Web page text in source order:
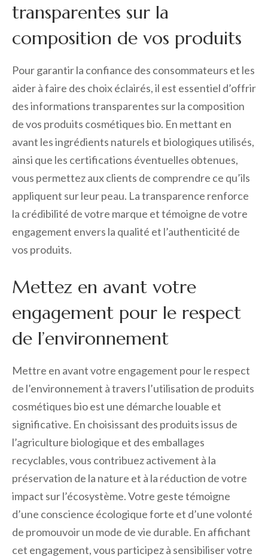
transparentes sur la
composition de vos produits
Pour garantir la confiance des consommateurs et les
aider à faire des choix éclairés, il est essentiel d’offrir
des informations transparentes sur la composition
de vos produits cosmétiques bio. En mettant en
avant les ingrédients naturels et biologiques utilisés,
ainsi que les certifications éventuelles obtenues,
vous permettez aux clients de comprendre ce qu’ils
appliquent sur leur peau. La transparence renforce
la crédibilité de votre marque et témoigne de votre
engagement envers la qualité et l’authenticité de
vos produits.
Mettez en avant votre
engagement pour le respect
de l’environnement
Mettre en avant votre engagement pour le respect
de l’environnement à travers l’utilisation de produits
cosmétiques bio est une démarche louable et
significative. En choisissant des produits issus de
l’agriculture biologique et des emballages
recyclables, vous contribuez activement à la
préservation de la nature et à la réduction de votre
impact sur l’écosystème. Votre geste témoigne
d’une conscience écologique forte et d’une volonté
de promouvoir un mode de vie durable. En affichant
cet engagement, vous participez à sensibiliser votre